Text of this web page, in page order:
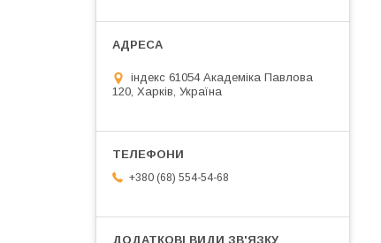
індекс 61054 Академіка Павлова
120, Харків, Україна
+380 (68) 554-54-68